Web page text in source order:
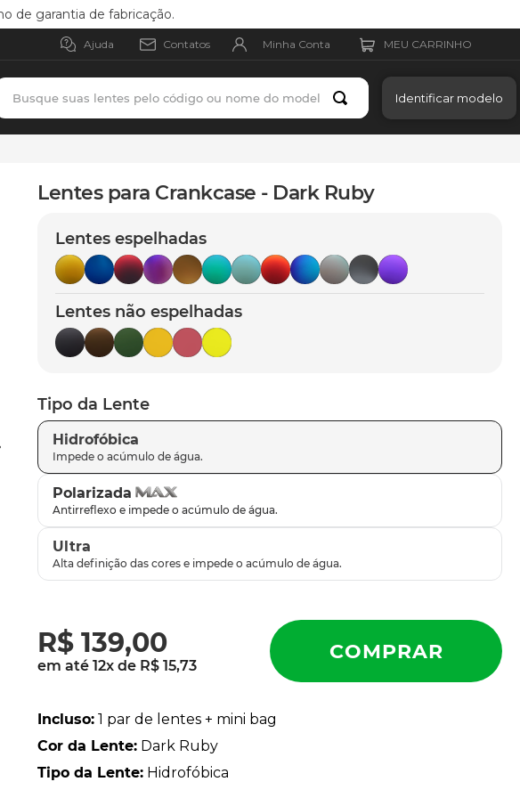
de garantia de fabricação.
Ajuda Contatos Minha Conta
suas lentes pelo código ou nome do modelo
Identificar modelo
Lentes para Crankcase - Dark Ruby
Lentes espelhadas
Lentes não espelhadas
Tipo da Lente
Hidrofóbica
Polarizada
Ultra
R$ 139,00
em até12x de R$ 15,73
Incluso: 1 par de lentes + mini bag
Cor da Lente: Dark Ruby
Tipo da Lente: Hidrofóbica